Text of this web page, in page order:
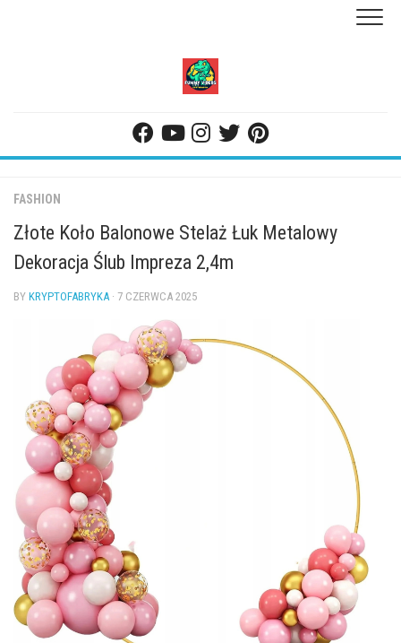
FASHION
Złote Koło Balonowe Stelaż Łuk Metalowy
Dekoracja Ślub Impreza 2,4m
BY KRYPTOFABRYKA · 7 CZERWCA 2025